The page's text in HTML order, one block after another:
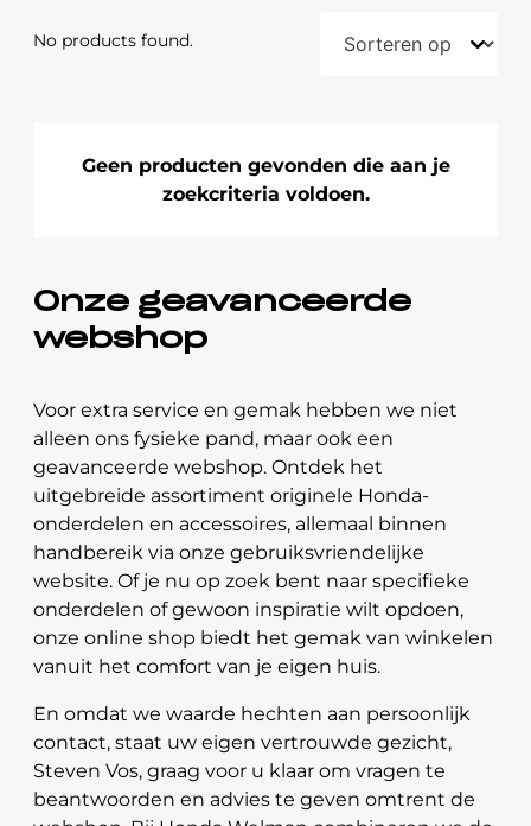
No products found.
Geen producten gevonden die aan je
zoekcriteria voldoen.
Onze geavanceerde
webshop
Voor extra service en gemak hebben we niet
alleen ons fysieke pand, maar ook een
geavanceerde webshop. Ontdek het
uitgebreide assortiment originele Honda-
onderdelen en accessoires, allemaal binnen
handbereik via onze gebruiksvriendelijke
website. Of je nu op zoek bent naar specifieke
onderdelen of gewoon inspiratie wilt opdoen,
onze online shop biedt het gemak van winkelen
vanuit het comfort van je eigen huis.
En omdat we waarde hechten aan persoonlijk
contact, staat uw eigen vertrouwde gezicht,
Steven Vos, graag voor u klaar om vragen te
beantwoorden en advies te geven omtrent de